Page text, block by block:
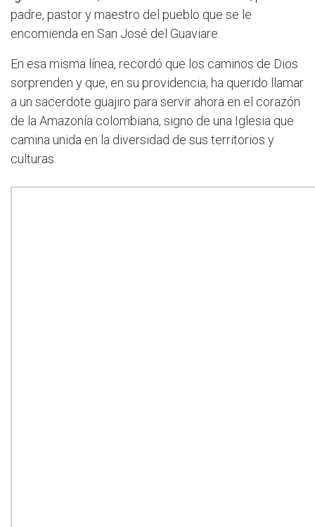
padre, pastor y maestro del pueblo que se le
encomienda en San José del Guaviare.
En esa misma línea, recordó que los caminos de Dios
sorprenden y que, en su providencia, ha querido llamar
a un sacerdote guajiro para servir ahora en el corazón
de la Amazonía colombiana, signo de una Iglesia que
camina unida en la diversidad de sus territorios y
culturas.